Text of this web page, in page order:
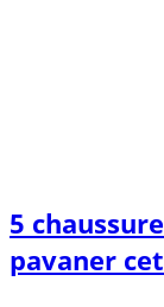
5
pavaner